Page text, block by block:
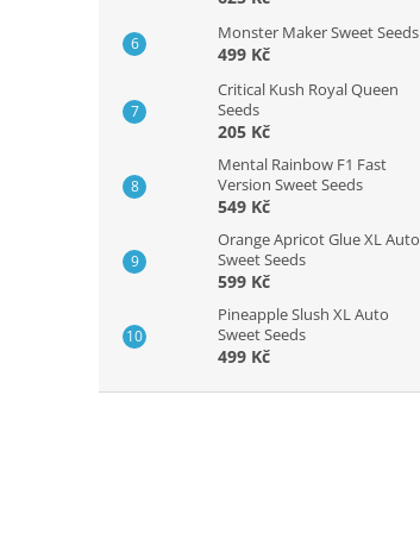
Monster Maker Sweet Seeds
499 Kč
Critical Kush Royal Queen
Seeds
205 Kč
Mental Rainbow F1 Fast
Version Sweet Seeds
549 Kč
Orange Apricot Glue XL Auto
Sweet Seeds
599 Kč
Pineapple Slush XL Auto
Sweet Seeds
499 Kč